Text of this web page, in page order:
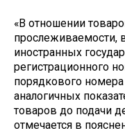
«В отношении
прослеживаемости,
иностранных
регистрационного
порядкового
аналогичных
товаров до подачи
отмечается в